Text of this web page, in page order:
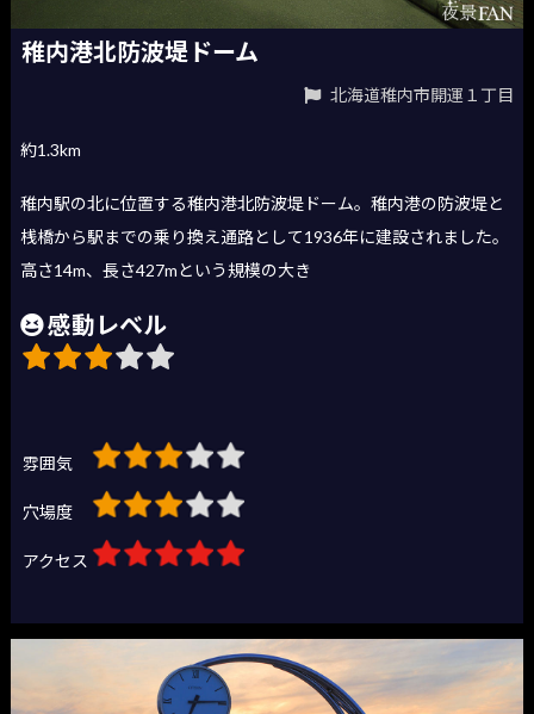
稚内港北防波堤ドーム
北海道稚内市開運１丁目
約1.3km
稚内駅の北に位置する稚内港北防波堤ドーム。稚内港の防波堤と
桟橋から駅までの乗り換え通路として1936年に建設されました。
高さ14m、長さ427mという規模の大き
感動レベル
雰囲気
穴場度
アクセス